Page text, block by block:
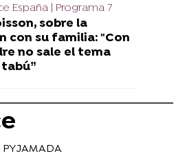
España | Programa 7
sobre la
con su familia: "Con
no sale el tema
tabú”
PYJAMADA